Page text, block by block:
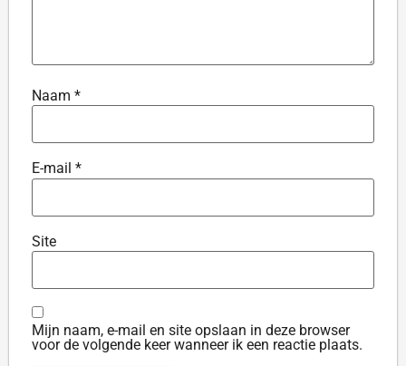
Naam *
E-mail *
Site
Mijn naam, e-mail en site opslaan in deze browser
voor de volgende keer wanneer ik een reactie plaats.